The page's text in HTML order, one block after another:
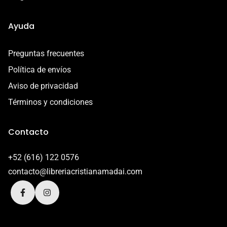
Ayuda
Preguntas frecuentes
Política de envíos
Aviso de privacidad
Términos y condiciones
Contacto
+52 (616) 122 0576
contacto@libreriacristianamadai.com